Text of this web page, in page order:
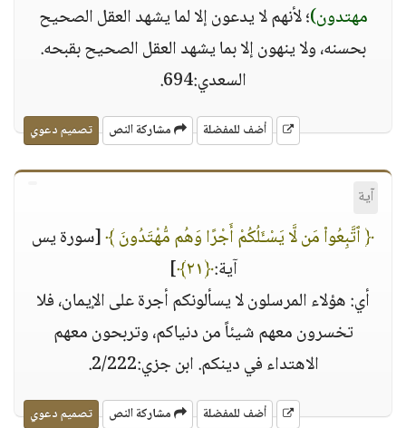
مهتدون)؛ لأنهم لا يدعون إلا لما يشهد العقل الصحيح
بحسنه، ولا ينهون إلا بما يشهد العقل الصحيح بقبحه.
السعدي:694.
أضف للمفضلة مشاركة النص تصميم دعوي
آية
﴿ ٱتَّبِعُوا۟ مَن لَّا يَسْـَٔلُكُمْ أَجْرًا وَهُم مُّهْتَدُونَ ﴾[سورة يس
آية:﴿٢١﴾
]
أي: هؤلاء المرسلون لا يسألونكم أجرة على الإيمان، فلا
تخسرون معهم شيئاً من دنياكم، وتربحون معهم
الاهتداء في دينكم. ابن جزي:2/222.
أضف للمفضلة مشاركة النص تصميم دعوي